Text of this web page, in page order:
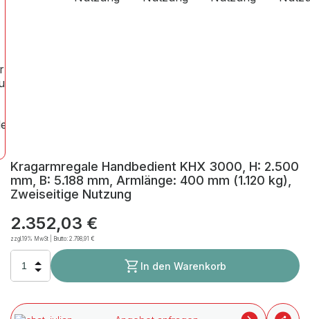
Kragarmregale Handbedient KHX 3000, H: 2.500
mm, B: 5.188 mm, Armlänge: 400 mm (1.120 kg),
Zweiseitige Nutzung
2.352,03 €
zzgl.19% MwSt | Brutto:2.798,91 €
In den Warenkorb